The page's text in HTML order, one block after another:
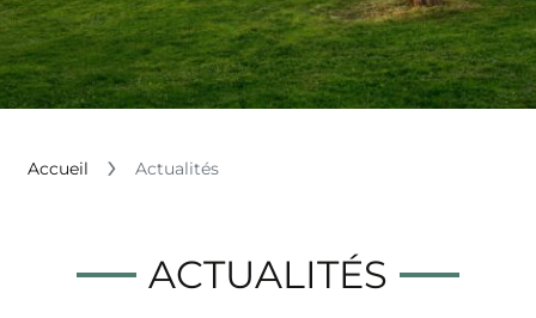
Accueil Actualités
ACTUALITÉS